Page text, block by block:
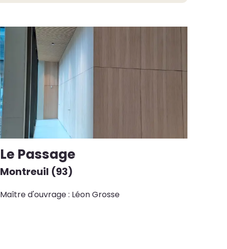
Le Passage
Montreuil (93)
Maître d'ouvrage : Léon Grosse